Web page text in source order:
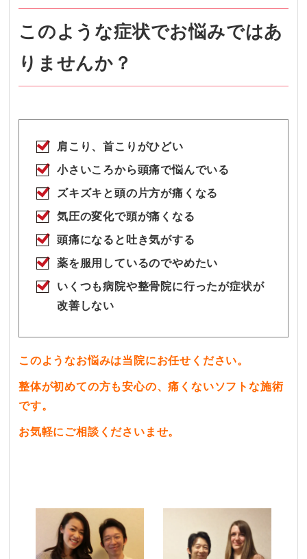
このような症状でお悩みではあ
りませんか？
肩こり、首こりがひどい
小さいころから頭痛で悩んでいる
ズキズキと頭の片方が痛くなる
気圧の変化で頭が痛くなる
頭痛になると吐き気がする
薬を服用しているのでやめたい
いくつも病院や整骨院に行ったが症状が
改善しない
このようなお悩みは当院にお任せください。
整体が初めての方も安心の、痛くないソフトな施術
です。
お気軽にご相談くださいませ。